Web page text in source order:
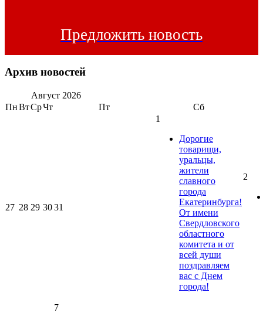
Предложить новость
Архив новостей
Август 2026
ПнВтСрЧт Пт Сб
27 28 29 3031
1
Дорогие
товарищи,
уральцы,
жители
славного
города
Екатеринбурга!
От имени
Свердловского
областного
комитета и от
всей души
поздравляем
вас с Днем
города!
2
7